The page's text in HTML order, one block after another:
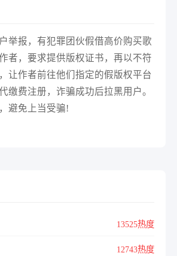
举报，有犯罪团伙假借高价购买歌
者，要求提供版权证书，再以不符
让作者前往他们指定的假版权平台
缴费注册，诈骗成功后拉黑用户。
避免上当受骗!
13525热度
12743热度